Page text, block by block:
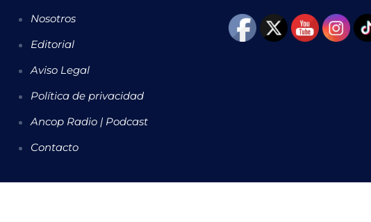
Nosotros
Editorial
Aviso Legal
Política de privacidad
Ancop Radio | Podcast
Contacto